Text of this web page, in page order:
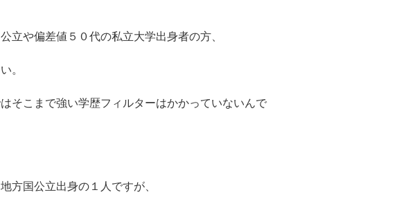
立や偏差値５０代の私立大学出身者の方、
。
そこまで強い学歴フィルターはかかっていないんで
方国公立出身の１人ですが、